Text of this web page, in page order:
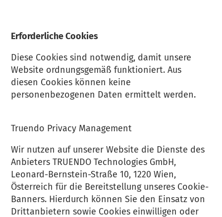
Erforderliche Cookies
Diese Cookies sind notwendig, damit unsere
Website ordnungsgemäß funktioniert. Aus
diesen Cookies können keine
personenbezogenen Daten ermittelt werden.
Truendo Privacy Management
Wir nutzen auf unserer Website die Dienste des
Anbieters TRUENDO Technologies GmbH,
Leonard-Bernstein-Straße 10, 1220 Wien,
Österreich für die Bereitstellung unseres Cookie-
Banners. Hierdurch können Sie den Einsatz von
Drittanbietern sowie Cookies einwilligen oder